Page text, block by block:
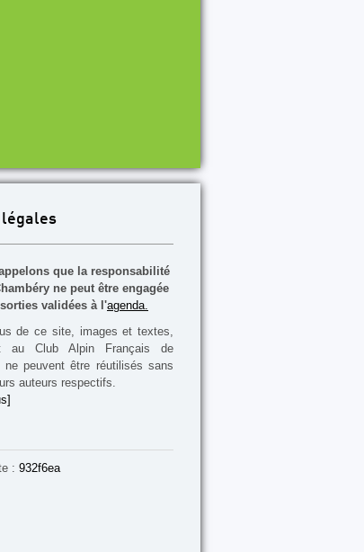
légales
que la responsabilité
ne peut être engagée
validées à l'agenda.
de ce site, images et textes,
au Club Alpin Français de
ne peuvent être réutilisés sans
auteurs respectifs.
: 932f6ea